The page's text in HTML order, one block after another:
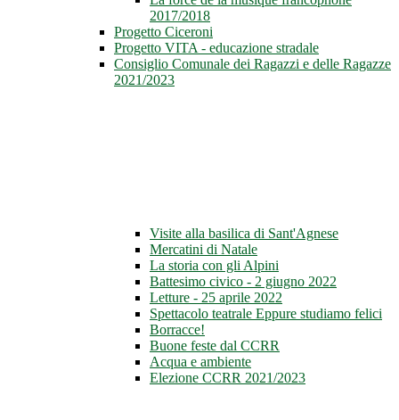
2017/2018
Progetto Ciceroni
Progetto VITA - educazione stradale
Consiglio Comunale dei Ragazzi e delle Ragazze
2021/2023
Visite alla basilica di Sant'Agnese
Mercatini di Natale
La storia con gli Alpini
Battesimo civico - 2 giugno 2022
Letture - 25 aprile 2022
Spettacolo teatrale Eppure studiamo felici
Borracce!
Buone feste dal CCRR
Acqua e ambiente
Elezione CCRR 2021/2023